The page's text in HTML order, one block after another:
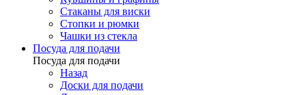
Стаканы для виски
Стопки и рюмки
Чашки из стекла
Посуда для подачи
Посуда для подачи
Назад
Доски для подачи